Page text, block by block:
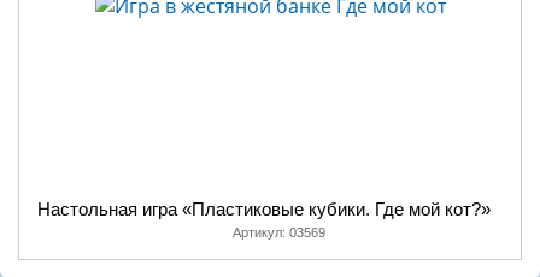
Настольная игра «Пластиковые кубики. Где мой кот?»
Артикул: 03569